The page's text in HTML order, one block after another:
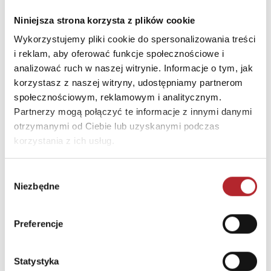
Niniejsza strona korzysta z plików cookie
Wykorzystujemy pliki cookie do spersonalizowania treści
i reklam, aby oferować funkcje społecznościowe i
analizować ruch w naszej witrynie. Informacje o tym, jak
korzystasz z naszej witryny, udostępniamy partnerom
społecznościowym, reklamowym i analitycznym.
Partnerzy mogą połączyć te informacje z innymi danymi
otrzymanymi od Ciebie lub uzyskanymi podczas
korzystania z ich usług.
zgody
Niezbędne
Preferencje
Statystyka
Ostrzeżenie. Gra nieodpowiednia dla dzieci poniżej 3
lat. Istnieje możliwość połknięcia drobnych
elementów. Proszę zachować opakowanie ze
względu na zawarte informacje. Opakowanie nie
służy do zabawy. Korzystać pod nadzorem osoby
dorosłej.
INNI KLIENCI KUPOWALI